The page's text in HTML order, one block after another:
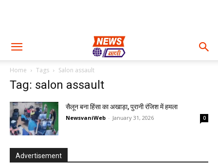
Home Tags Salon assault
Tag: salon assault
सैलून बना हिंसा का अखाड़ा, पुरानी रंजिश में हमला
NewsvaniWeb - January 31, 2026 0
Advertisement